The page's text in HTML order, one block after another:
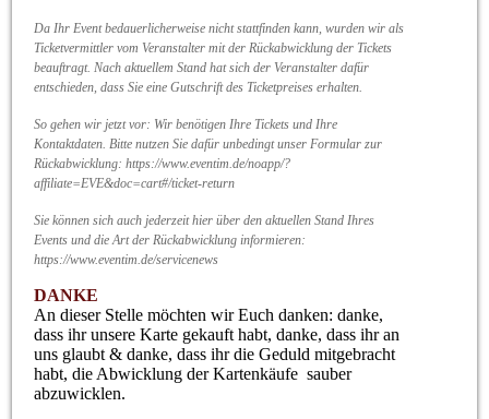
Da Ihr Event bedauerlicherweise nicht stattfinden kann, wurden wir als
Ticketvermittler vom Veranstalter mit der Rückabwicklung der Tickets
beauftragt. Nach aktuellem Stand hat sich der Veranstalter dafür
entschieden, dass Sie eine Gutschrift des Ticketpreises erhalten.
So gehen wir jetzt vor: Wir benötigen Ihre Tickets und Ihre
Kontaktdaten. Bitte nutzen Sie dafür unbedingt unser Formular zur
Rückabwicklung:https://www.eventim.de/noapp/?
affiliate=EVE&doc=cart#/ticket-return
Sie können sich auch jederzeit hier über den aktuellen Stand Ihres
Events und die Art der Rückabwicklung informieren:
https://www.eventim.de/servicenews
DANKE
An dieser Stelle möchten wir Euch danken: danke,
dass ihr unsere Karte gekauft habt, danke, dass ihr an
uns glaubt & danke, dass ihr die Geduld mitgebracht
habt, die Abwicklung der Kartenkäufe sauber
abzuwicklen.